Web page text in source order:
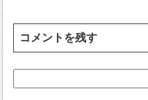
コメントを残す